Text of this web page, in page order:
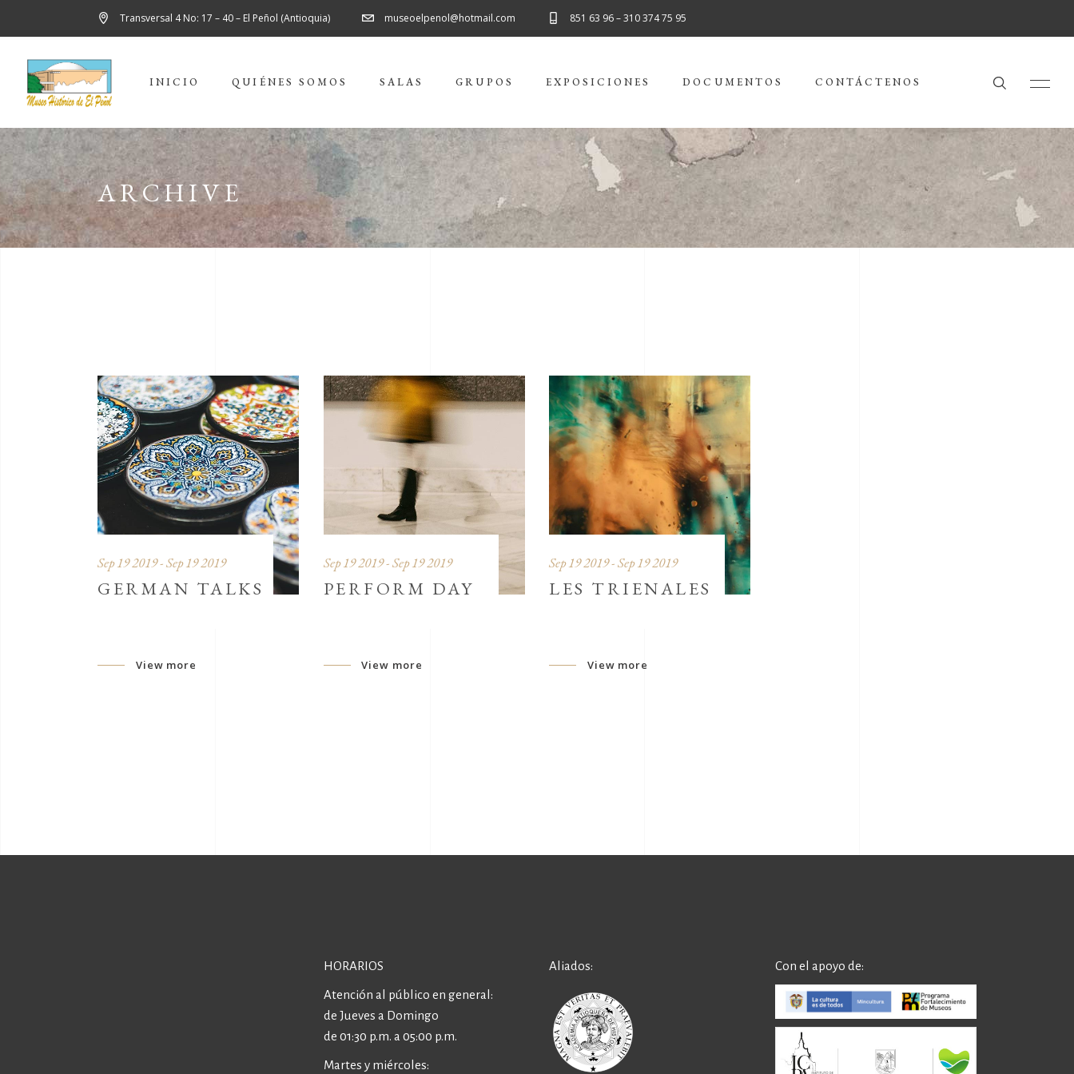
Transversal 4 No: 17 – 40 – El Peñol (Antioquia) museoelpenol@hotmail.com 851 63 96 – 310 374 75 95
INICIO QUIÉNES SOMOS SALAS GRUPOS EXPOSICIONES DOCUMENTOS CONTÁCTENOS
ARCHIVE
Sep 19 2019 - Sep 19 2019
GERMAN TALKS
View more
Sep 19 2019 - Sep 19 2019
PERFORM DAY
View more
Sep 19 2019 - Sep 19 2019
LES TRIENALES
View more
HORARIOS
Atención al público en general:
de Jueves a Domingo
de 01:30 p.m. a 05:00 p.m.
Martes y miércoles:
Aliados: Con el apoyo de: